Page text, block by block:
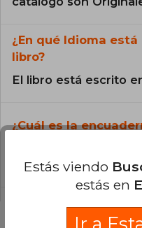
¿En qué Idioma
libro?
El libro está escrito
¿Cuál es la
Blanda.
Estás viendo
estás en